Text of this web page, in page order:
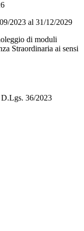
2023 al 31/12/2029
di moduli
Straordinaria ai sensi
36/2023